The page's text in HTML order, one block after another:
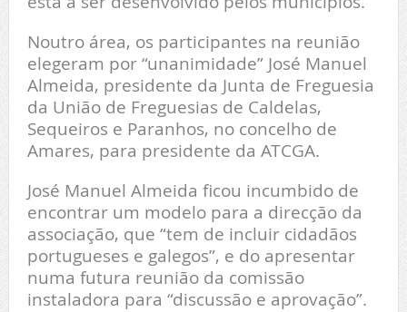
Noutro área, os participantes na reunião
elegeram por “unanimidade” José Manuel
Almeida, presidente da Junta de Freguesia
da União de Freguesias de Caldelas,
Sequeiros e Paranhos, no concelho de
Amares, para presidente da ATCGA.
José Manuel Almeida ficou incumbido de
encontrar um modelo para a direcção da
associação, que “tem de incluir cidadãos
portugueses e galegos”, e do apresentar
numa futura reunião da comissão
instaladora para “discussão e aprovação”.